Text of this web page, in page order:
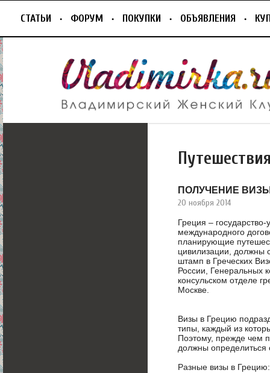
СТАТЬИ ФОРУМ ПОКУПКИ ОБЪЯВЛЕНИЯ
ПОЛУЧЕНИЕ
20 ноября 2014
Греция – государство-
международного
планирующие
цивилизации, должны
штамп в Греческих
России, Генеральных
консульском отделе
Москве.
Визы в Грецию
типы, каждый из
Поэтому, прежде чем
должны определиться
Разные визы в